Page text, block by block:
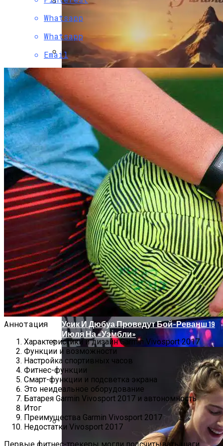
Гаражные Ворота Рольставни
Два Прораба — Информационный
Строительный Портал
Двухэтажный Дом: Подготовительный
Этап Строительства, Основные Этапы
Возведения
Проекты Домов Для Узких Длинных
Участков
Проект Дома С Верандой И Террасой +
HP Z38c — Обзор 38-Дюймового
Изогнутого И Ультраширокого
Монитора
Обзор IMac Pro (2017) — Самый Мощный
Моноблок, Всё-В-Одном Для
Профессионалов
Paramount Получит Права На
Трансляцию UFC В США За $7,7 Млрд
Усик И Дюбуа Проведут Бой-Реванш 19
Июля На «Уэмбли»
Whatsapp
Whatsapp
Email
Аннотация
Характеристики и дизайн Garmin Vivosport 2017
Функции и возможности
Настройка спортивных часов
Фитнес-функции
Смарт-функции и подсветка экрана
Это неидеальное оборудование
Батарея Garmin Vivosport 2017 и автономность
Итог
Преимущества Garmin Vivosport 2017
Недостатки Vivosport 2017
Первые фитнес-трекеры могли подсчитывать шаги,